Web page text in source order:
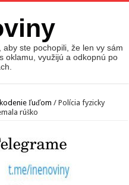
ste pochopili, že len vy sám
oklamu, využijú a odkopnú po
ľuďom / Polícia fyzicky
rúško